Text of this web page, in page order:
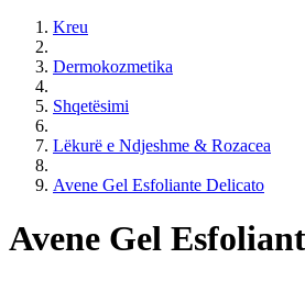
Kreu
Dermokozmetika
Shqetësimi
Lëkurë e Ndjeshme & Rozacea
Avene Gel Esfoliante Delicato
Avene Gel